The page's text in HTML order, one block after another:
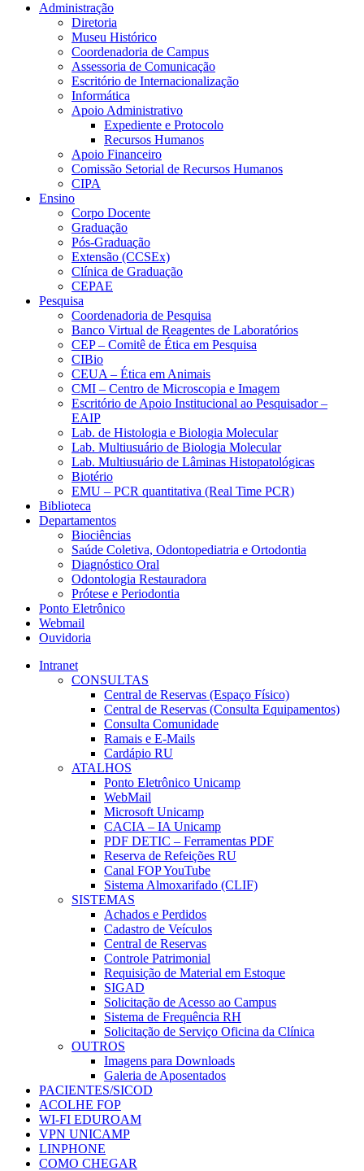
Administração
Diretoria
Museu Histórico
Coordenadoria de Campus
Assessoria de Comunicação
Escritório de Internacionalização
Informática
Apoio Administrativo
Expediente e Protocolo
Recursos Humanos
Apoio Financeiro
Comissão Setorial de Recursos Humanos
CIPA
Ensino
Corpo Docente
Graduação
Pós-Graduação
Extensão (CCSEx)
Clínica de Graduação
CEPAE
Pesquisa
Coordenadoria de Pesquisa
Banco Virtual de Reagentes de Laboratórios
CEP – Comitê de Ética em Pesquisa
CIBio
CEUA – Ética em Animais
CMI – Centro de Microscopia e Imagem
Escritório de Apoio Institucional ao Pesquisador –
EAIP
Lab. de Histologia e Biologia Molecular
Lab. Multiusuário de Biologia Molecular
Lab. Multiusuário de Lâminas Histopatológicas
Biotério
EMU – PCR quantitativa (Real Time PCR)
Biblioteca
Departamentos
Biociências
Saúde Coletiva, Odontopediatria e Ortodontia
Diagnóstico Oral
Odontologia Restauradora
Prótese e Periodontia
Ponto Eletrônico
Webmail
Ouvidoria
Intranet
CONSULTAS
Central de Reservas (Espaço Físico)
Central de Reservas (Consulta Equipamentos)
Consulta Comunidade
Ramais e E-Mails
Cardápio RU
ATALHOS
Ponto Eletrônico Unicamp
WebMail
Microsoft Unicamp
CACIA – IA Unicamp
PDF DETIC – Ferramentas PDF
Reserva de Refeições RU
Canal FOP YouTube
Sistema Almoxarifado (CLIF)
SISTEMAS
Achados e Perdidos
Cadastro de Veículos
Central de Reservas
Controle Patrimonial
Requisição de Material em Estoque
SIGAD
Solicitação de Acesso ao Campus
Sistema de Frequência RH
Solicitação de Serviço Oficina da Clínica
OUTROS
Imagens para Downloads
Galeria de Aposentados
PACIENTES/SICOD
ACOLHE FOP
WI-FI EDUROAM
VPN UNICAMP
LINPHONE
COMO CHEGAR